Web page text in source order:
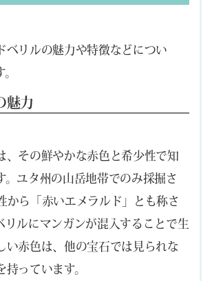
ベリルの魅力や特徴などについ
魅力
、その鮮やかな赤色と希少性で知
。ユタ州の山岳地帯でのみ採掘さ
から「赤いエメラルド」とも称さ
リルにマンガンが混入することで生
い赤色は、他の宝石では見られな
っています。